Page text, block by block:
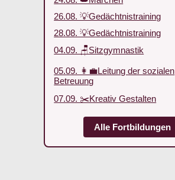
26.08. 💡Gedächtnistraining
28.08. 💡Gedächtnistraining
04.09. 🪑Sitzgymnastik
05.09. 👩‍💼Leitung der sozialen
Betreuung
07.09. ✂️Kreativ Gestalten
Alle Fortbildungen